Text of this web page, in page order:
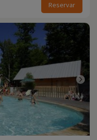
Reservar